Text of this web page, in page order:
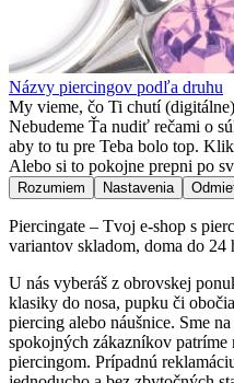
Názvy piercingov podľa druhu
My vieme, čo Ti chutí (digitálne)
Nebudeme Ťa nudiť rečami o
aby to tu pre Teba bolo top.
Alebo si to pokojne prepni po
Rozumiem Nastavenia
Piercingate – Tvoj e-shop s
variantov skladom, doma do 24
U nás vyberáš z obrovskej
klasiky do nosa, pupku či
piercing alebo náušnice. Sme
spokojných zákazníkov patríme
piercingom. Prípadnú